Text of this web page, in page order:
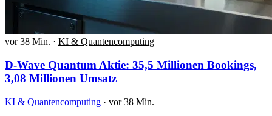
vor 38 Min. · KI & Quantencomputing
D-Wave Quantum Aktie: 35,5 Millionen Bookings,
3,08 Millionen Umsatz
KI & Quantencomputing · vor 38 Min.